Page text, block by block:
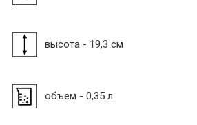
высота - 19,3 см
объем - 0,35 л